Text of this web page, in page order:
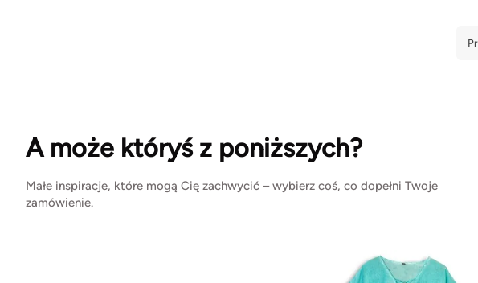
A może któryś z poniższych?
Małe inspiracje, które mogą Cię zachwycić – wybierz coś, co dopełni Twoje
zamówienie.